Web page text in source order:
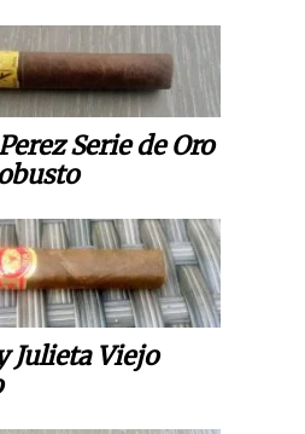
Serie de Oro
Julieta Viejo